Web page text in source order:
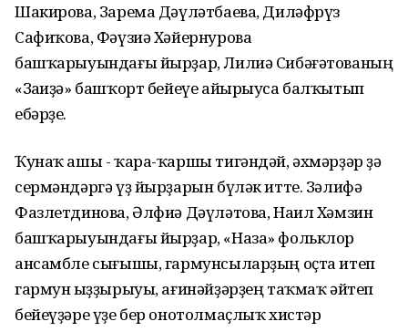
Шакирова, Зарема Дәүләтбаева, Диләфрүз
Сафиҡова, Фәүзиә Хәйернурова
башҡарыуындағы йырҙар, Лилиә Сибәғәтованың
«Заһиҙә» башҡорт бейеүе айырыуса балҡытып
ебәрҙе.
Ҡунаҡ ашы - ҡара-ҡаршы тигәндәй, әхмәрҙәр ҙә
сермәндәргә үҙ йырҙарын бүләк итте. Зәлифә
Фазлетдинова, Әлфиә Дәүләтова, Наил Хәмзин
башҡарыуындағы йырҙар, «Наза» фольклор
ансамбле сығышы, гармунсыларҙың оҫта итеп
гармун һыҙҙырыуы, ағинәйҙәрҙең таҡмаҡ әйтеп
бейеүҙәре үҙе бер онотолмаҫлыҡ хистәр